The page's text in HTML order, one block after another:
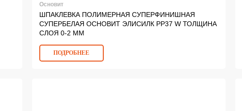
Основит
ШПАКЛЕВКА ПОЛИМЕРНАЯ СУПЕРФИНИШНАЯ
СУПЕРБЕЛАЯ ОСНОВИТ ЭЛИСИЛК PP37 W ТОЛЩИНА
СЛОЯ 0-2 ММ
ПОДРОБНЕЕ